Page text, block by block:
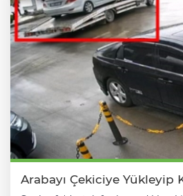
edildi. Kazada yaralanan 24 kişi ambulanslarla kentteki
farklı hastanelere sevk edildi. Yaralananlardan Hasan
Çiftçibaşı (69) Kastamonu
Hastanesinde yapılan
kurtarılamadı.
Arabayı Çekiciye Yükleyip